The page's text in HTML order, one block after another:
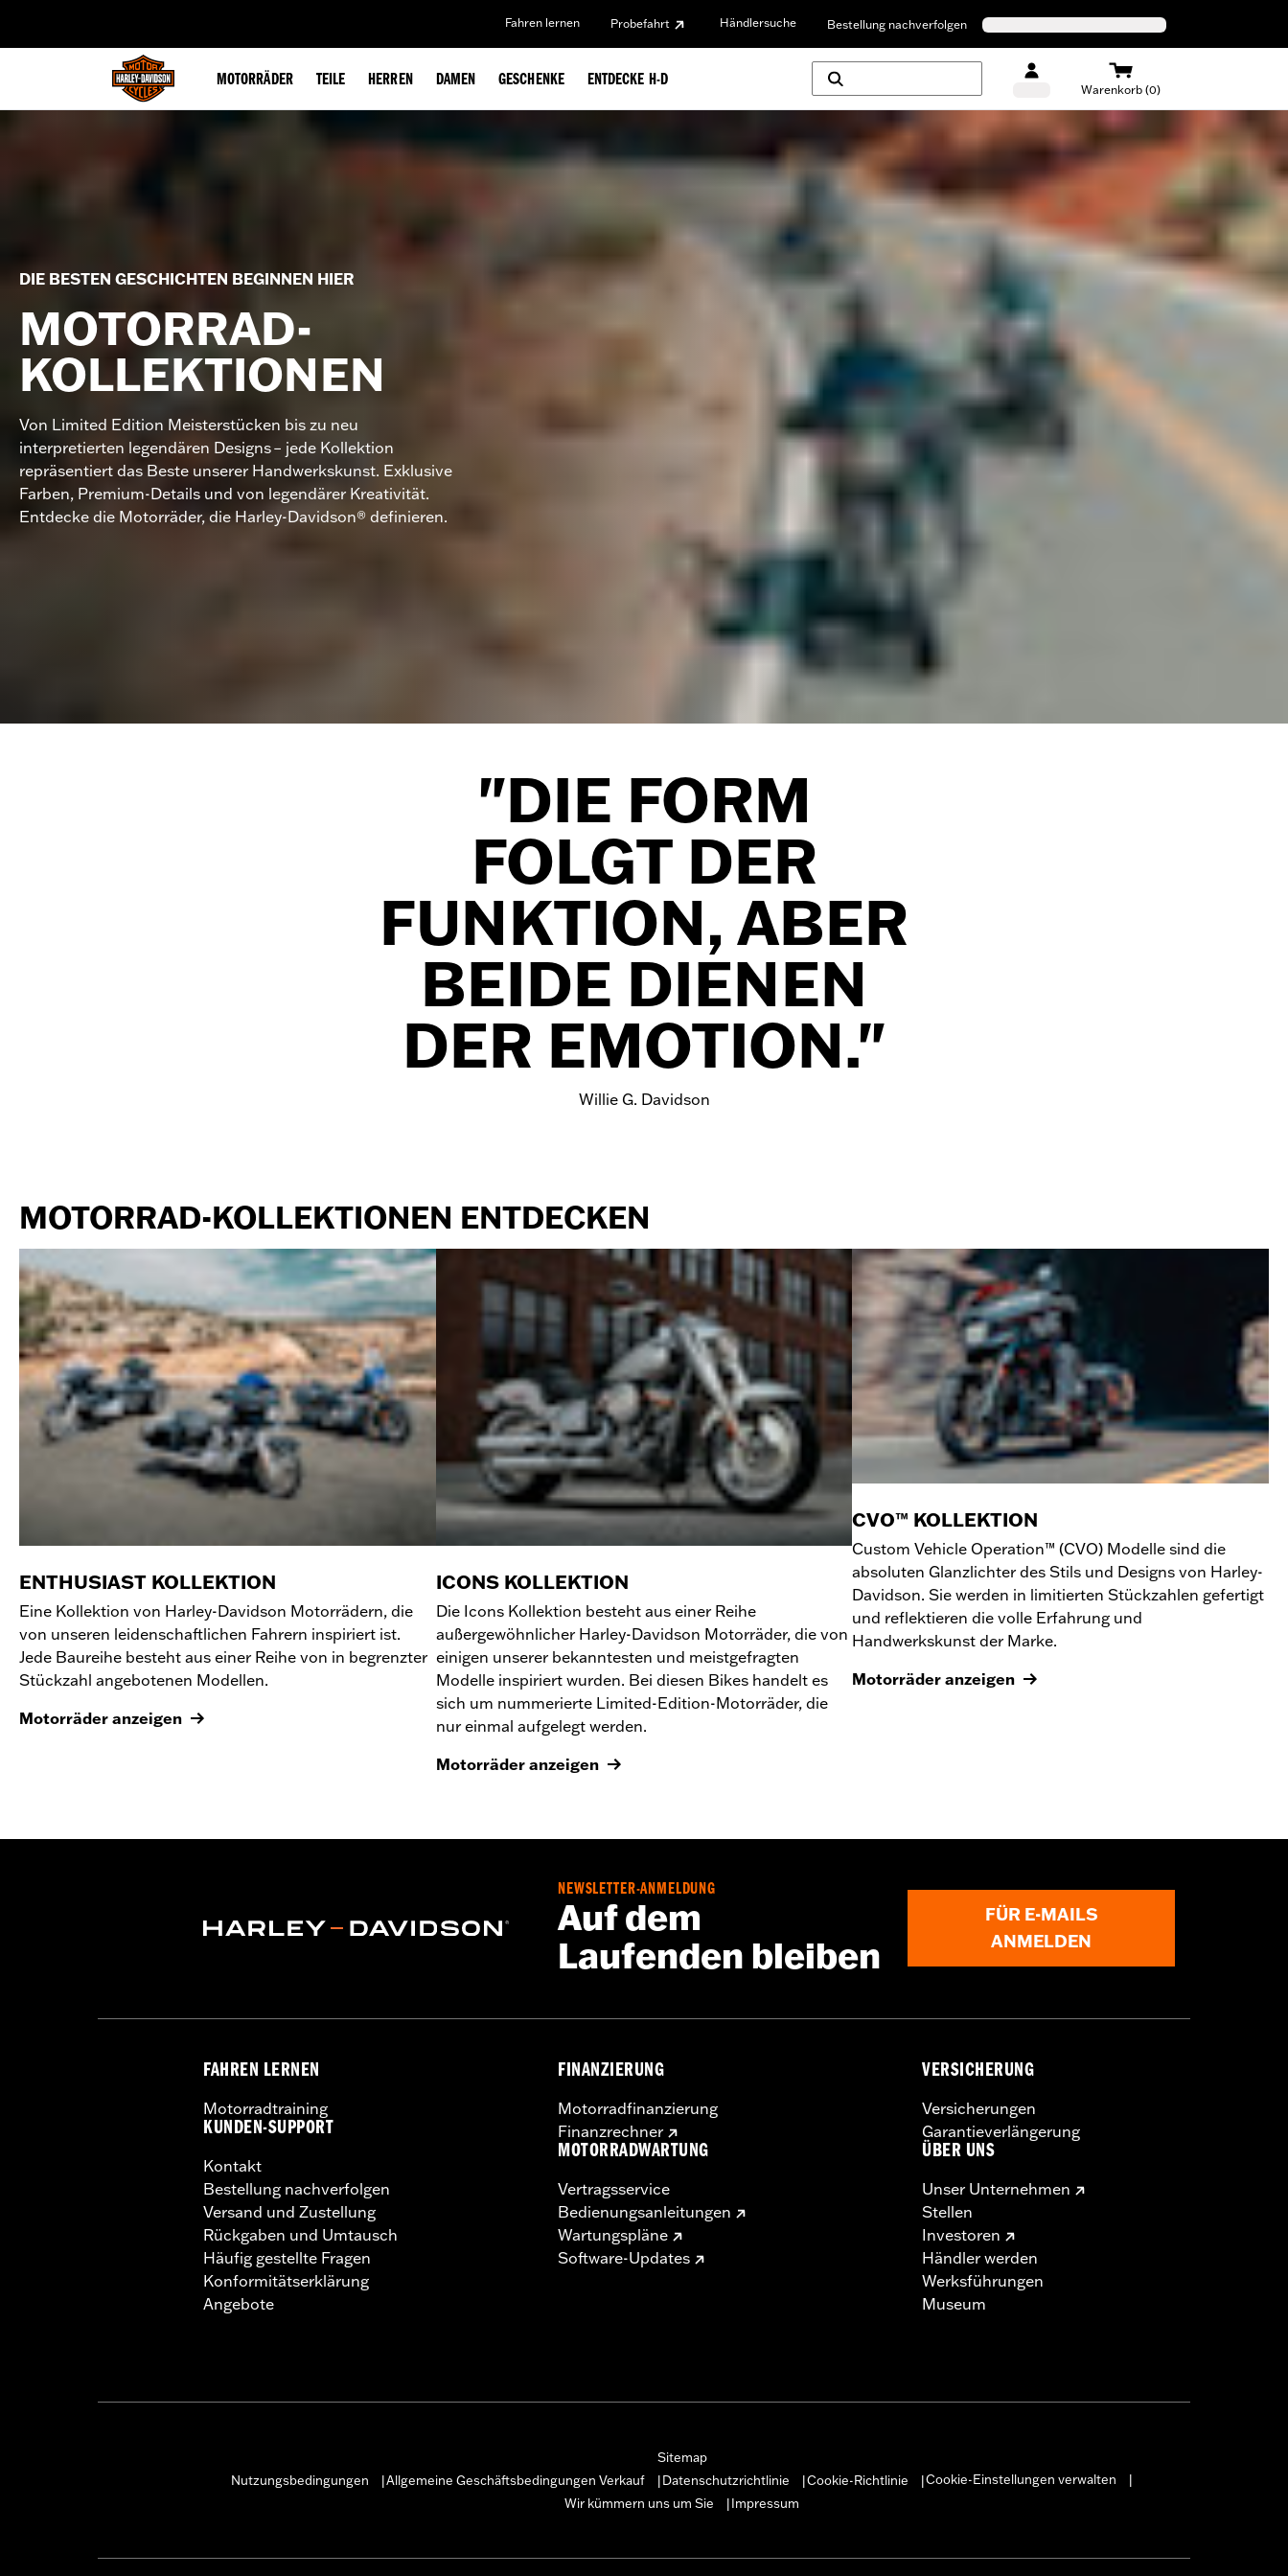
Fahren lernen Probefahrt Händlersuche Bestellung nachverfolgen
MOTORRÄDER TEILE HERREN DAMEN GESCHENKE ENTDECKE H-D
Warenkorb (0)
DIE BESTEN GESCHICHTEN BEGINNEN HIER
MOTORRAD-
KOLLEKTIONEN
Von Limited Edition Meisterstücken bis zu neu
interpretierten legendären Designs – jede Kollektion
repräsentiert das Beste unserer Handwerkskunst. Exklusive
Farben, Premium-Details und von legendärer Kreativität.
Entdecke die Motorräder, die Harley-Davidson® definieren.
"DIE FORM
FOLGT DER
FUNKTION, ABER
BEIDE DIENEN
DER EMOTION."
Willie G. Davidson
MOTORRAD-KOLLEKTIONEN ENTDECKEN
ENTHUSIAST KOLLEKTION
Eine Kollektion von Harley-Davidson Motorrädern, die
von unseren leidenschaftlichen Fahrern inspiriert ist.
Jede Baureihe besteht aus einer Reihe von in begrenzter
Stückzahl angebotenen Modellen.
Motorräder anzeigen
ICONS KOLLEKTION
Die Icons Kollektion besteht aus einer Reihe
außergewöhnlicher Harley-Davidson Motorräder, die von
einigen unserer bekanntesten und meistgefragten
Modelle inspiriert wurden. Bei diesen Bikes handelt es
sich um nummerierte Limited-Edition-Motorräder, die
nur einmal aufgelegt werden.
Motorräder anzeigen
CVO™ KOLLEKTION
Custom Vehicle Operation™ (CVO) Modelle sind die
absoluten Glanzlichter des Stils und Designs von Harley-
Davidson. Sie werden in limitierten Stückzahlen gefertigt
und reflektieren die volle Erfahrung und
Handwerkskunst der Marke.
Motorräder anzeigen
NEWSLETTER-ANMELDUNG
Auf dem
Laufenden bleiben
FÜR E-MAILS
ANMELDEN
FAHREN LERNEN
Motorradtraining
KUNDEN-SUPPORT
Kontakt
Bestellung nachverfolgen
Versand und Zustellung
Rückgaben und Umtausch
Häufig gestellte Fragen
Konformitätserklärung
Angebote
FINANZIERUNG
Motorradfinanzierung
Finanzrechner
MOTORRADWARTUNG
Vertragsservice
Bedienungsanleitungen
Wartungspläne
Software-Updates
VERSICHERUNG
Versicherungen
Garantieverlängerung
ÜBER UNS
Unser Unternehmen
Stellen
Investoren
Händler werden
Werksführungen
Museum
Sitemap
Nutzungsbedingungen
Allgemeine Geschäftsbedingungen Verkauf Datenschutzrichtlinie Cookie-Richtlinie Cookie-Einstellungen verwalten
Wir kümmern uns um Sie
Impressum